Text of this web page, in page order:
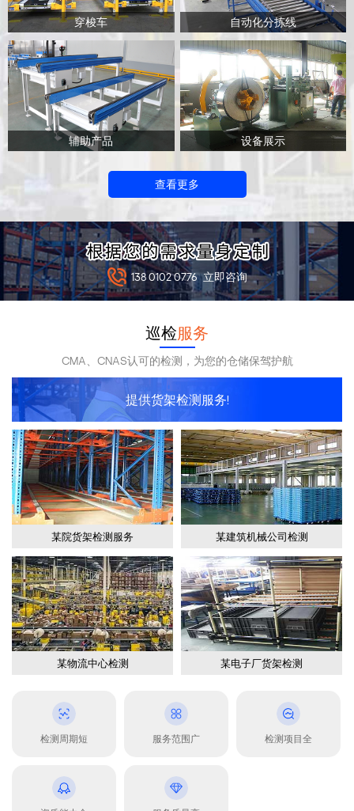
穿梭车 自动化分拣线
辅助产品 设备展示
查看更多
138 0102 0776 立即咨询
巡检服务
CMA、CNAS认可的检测，为您的仓储保驾护航
提供货架检测服务!
某院货架检测服务 某建筑机械公司检测
某物流中心检测 某电子厂货架检测
检测周期短 服务范围广 检测项目全